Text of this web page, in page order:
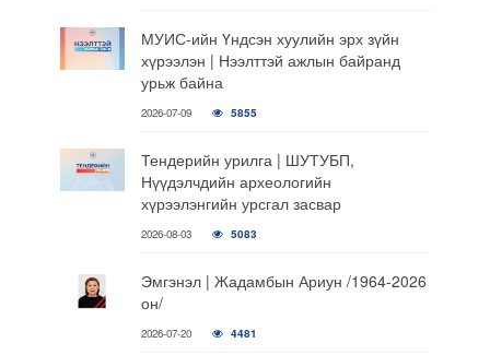
МУИС-ийн Үндсэн хуулийн эрх зүйн
хүрээлэн | Нээлттэй ажлын байранд
урьж байна
2026-07-09 5855
Тендерийн урилга | ШУТУБП,
Нүүдэлчдийн археологийн
хүрээлэнгийн урсгал засвар
2026-08-03 5083
Эмгэнэл | Жадамбын Ариун /1964-2026
он/
2026-07-20 4481